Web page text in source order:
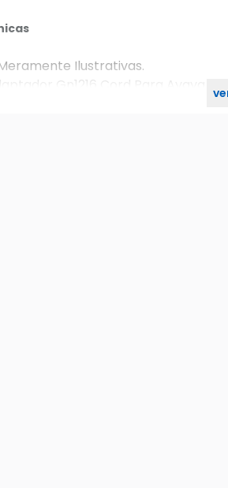
Ilustrativas.
Gn1216 Cord Para Avaya